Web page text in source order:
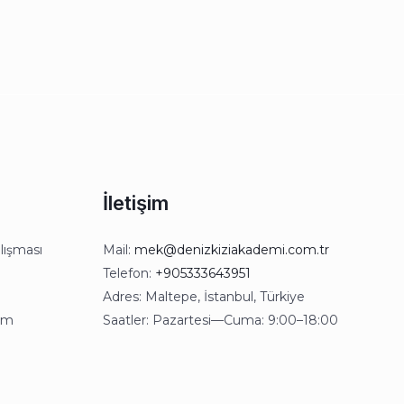
İletişim
Mail: mek@denizkiziakademi.com.tr
Telefon: +905333643951
Adres: Maltepe, İstanbul, Türkiye
Saatler: Pazartesi—Cuma: 9:00–18:00